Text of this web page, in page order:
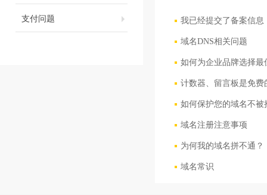
支付问题 我已经提交了备案信息
域名DNS相关问题
如何为企业品牌选择最
计数器、留言板是免费
如何保护您的域名不被
域名注册注意事项
为何我的域名拼不通？
域名常识